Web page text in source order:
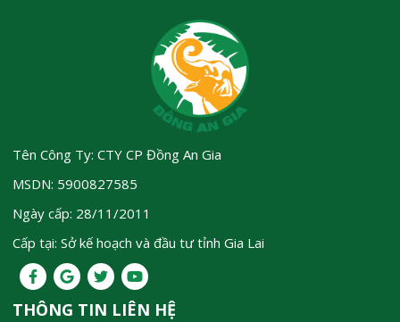
Tên Công Ty: CTY CP Đồng An Gia
MSDN: 5900827585
Ngày cấp: 28/11/2011
Cấp tại: Sở kế hoạch và đầu tư tỉnh Gia Lai
THÔNG TIN LIÊN HỆ